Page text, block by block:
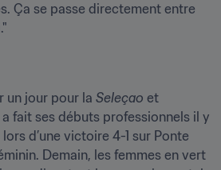
Ça se passe directement entre
un jour pour la Seleçao et
a fait ses débuts professionnels il y
d’une victoire 4-1 sur Ponte
Demain, les femmes en vert